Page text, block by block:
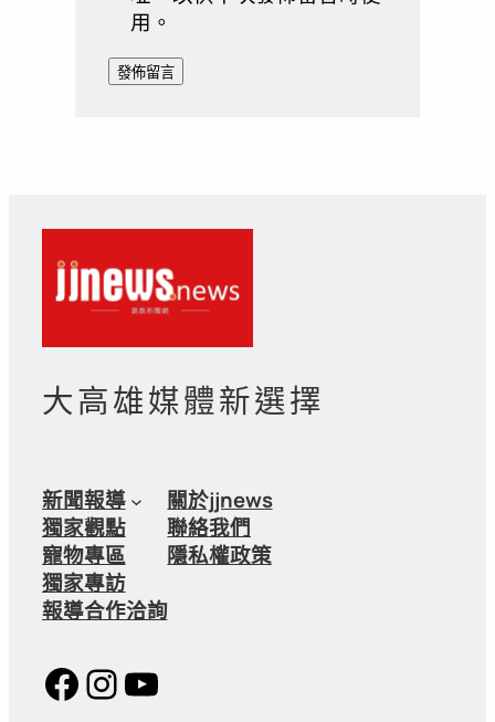
用。
大高雄媒體新選擇
新聞報導
獨家觀點
寵物專區
獨家專訪
報導合作洽詢
關於jjnews
聯絡我們
隱私權政策
Facebook
Instagram
YouTube